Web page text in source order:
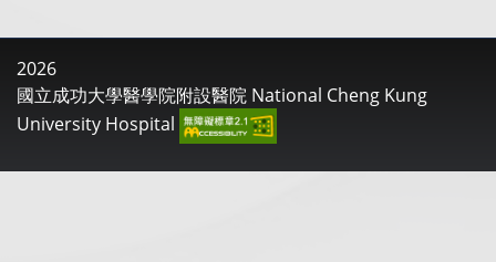
2026
國立成功大學醫學院附設醫院 National Cheng Kung
University Hospital